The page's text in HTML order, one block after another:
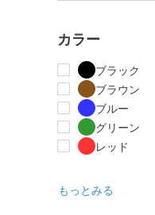
カラー
ブラック
ブラウン
ブルー
グリーン
レッド
もっとみる